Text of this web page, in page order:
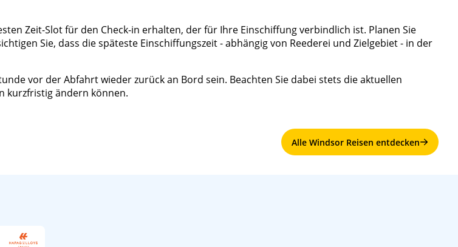
Zeit-Slot für den Check-in erhalten, der für Ihre Einschiffung verbindlich ist. Planen Sie
Sie, dass die späteste Einschiffungszeit - abhängig von Reederei und Zielgebiet - in der
vor der Abfahrt wieder zurück an Bord sein. Beachten Sie dabei stets die aktuellen
kurzfristig ändern können.
Alle Windsor Reisen entdecken